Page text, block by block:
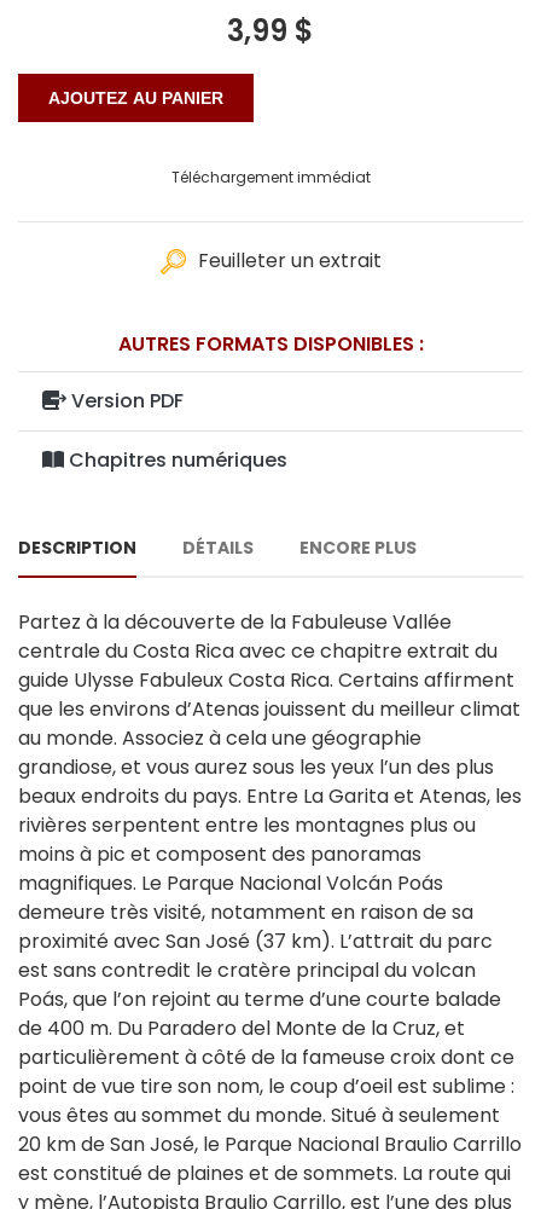
3,99 $
Téléchargement immédiat
Feuilleter un extrait
AUTRES FORMATS DISPONIBLES :
Version PDF
Chapitres numériques
DESCRIPTION DÉTAILS ENCORE PLUS
Partez à la découverte de la Fabuleuse Vallée
centrale du Costa Rica avec ce chapitre extrait du
guide Ulysse Fabuleux Costa Rica. Certains affirment
que les environs d’Atenas jouissent du meilleur climat
au monde. Associez à cela une géographie
grandiose, et vous aurez sous les yeux l’un des plus
beaux endroits du pays. Entre La Garita et Atenas, les
rivières serpentent entre les montagnes plus ou
moins à pic et composent des panoramas
magnifiques. Le Parque Nacional Volcán Poás
demeure très visité, notamment en raison de sa
proximité avec San José (37 km). L’attrait du parc
est sans contredit le cratère principal du volcan
Poás, que l’on rejoint au terme d’une courte balade
de 400 m. Du Paradero del Monte de la Cruz, et
particulièrement à côté de la fameuse croix dont ce
point de vue tire son nom, le coup d’oeil est sublime :
vous êtes au sommet du monde. Situé à seulement
20 km de San José, le Parque Nacional Braulio Carrillo
est constitué de plaines et de sommets. La route qui
y mène, l’Autopista Braulio Carrillo, est l’une des plus